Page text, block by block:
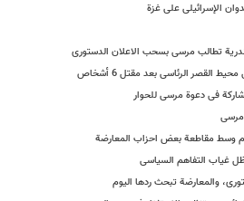
الإسرائیلی على غزة
تطالب مرسی بسحب الاعلان الدستوری
القصر الرئاسی بعد مقتل 6 أشخاص
فی دعوة مرسی للحوار
مرسی
وسط مقاطعة بعض احزاب المعارضة
غیاب التفاهم السیاسی
والمعارضة تبحث ردها الیوم